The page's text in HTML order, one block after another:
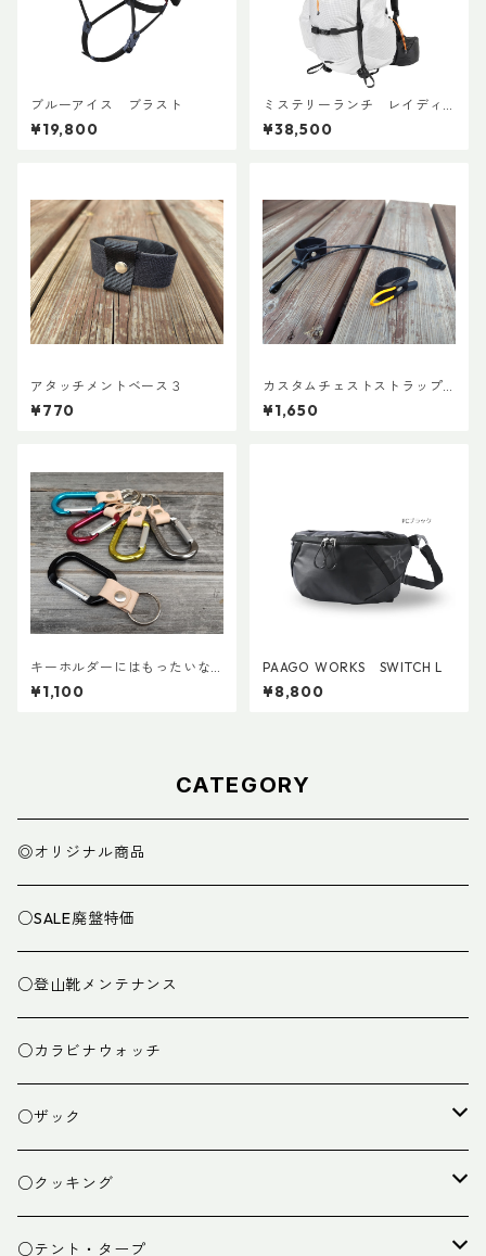
ブルーアイス ブラスト
¥19,800
ミステリーランチ レイディ
ックス47
¥38,500
アタッチメントベース３
¥770
カスタムチェストストラップ V
er.2
¥1,650
キーホルダーにはもったいな
いカラビナで作ったキーホル
ダー
¥1,100
PAAGO WORKS SWITCH L
¥8,800
CATEGORY
◎オリジナル商品
○SALE廃盤特価
○登山靴メンテナンス
○カラビナウォッチ
○ザック
ザック
スタッフバッグ
○クッキング
クッカー
○テント・タープ